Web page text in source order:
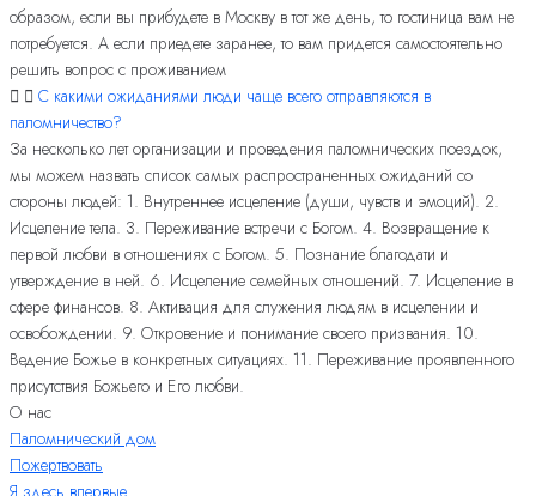
образом, если вы прибудете в Москву в тот же день, то гостиница вам не
потребуется. А если приедете заранее, то вам придется самостоятельно
решить вопрос с проживанием
С какими ожиданиями люди чаще всего отправляются в
паломничество?
За несколько лет организации и проведения паломнических поездок,
мы можем назвать список самых распространенных ожиданий со
стороны людей: 1. Внутреннее исцеление (души, чувств и эмоций). 2.
Исцеление тела. 3. Переживание встречи с Богом. 4. Возвращение к
первой любви в отношениях с Богом. 5. Познание благодати и
утверждение в ней. 6. Исцеление семейных отношений. 7. Исцеление в
сфере финансов. 8. Активация для служения людям в исцелении и
освобождении. 9. Откровение и понимание своего призвания. 10.
Ведение Божье в конкретных ситуациях. 11. Переживание проявленного
присутствия Божьего и Его любви.
О нас
Паломнический дом
Пожертвовать